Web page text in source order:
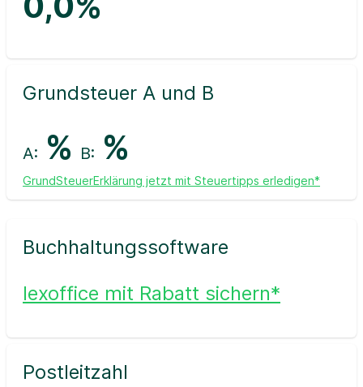
Grundsteuer A und B
A: % B: %
GrundSteuerErklärung jetzt mit Steuertipps erledigen*
Buchhaltungssoftware
lexoffice mit Rabatt sichern*
Postleitzahl